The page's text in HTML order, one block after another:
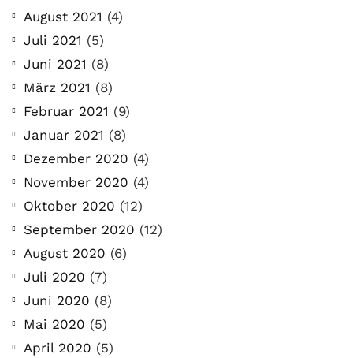
August 2021 (4)
Juli 2021 (5)
Juni 2021 (8)
März 2021 (8)
Februar 2021 (9)
Januar 2021 (8)
Dezember 2020 (4)
November 2020 (4)
Oktober 2020 (12)
September 2020 (12)
August 2020 (6)
Juli 2020 (7)
Juni 2020 (8)
Mai 2020 (5)
April 2020 (5)